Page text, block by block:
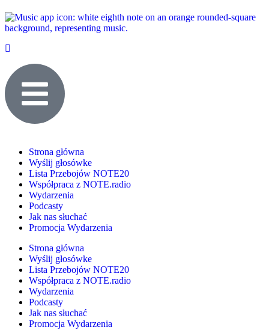
Strona główna
Wyślij głosówke
Lista Przebojów NOTE20
Współpraca z NOTE.radio
Wydarzenia
Podcasty
Jak nas słuchać
Promocja Wydarzenia
Strona główna
Wyślij głosówke
Lista Przebojów NOTE20
Współpraca z NOTE.radio
Wydarzenia
Podcasty
Jak nas słuchać
Promocja Wydarzenia